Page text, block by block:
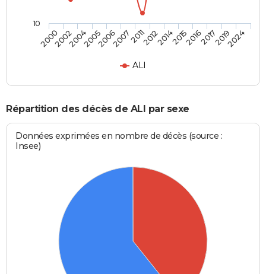
ALI
20002002200420052006200720112012201420152016201720192024
10
Répartition des décès de ALI par sexe
Données exprimées en nombre de décès (source :
Insee)